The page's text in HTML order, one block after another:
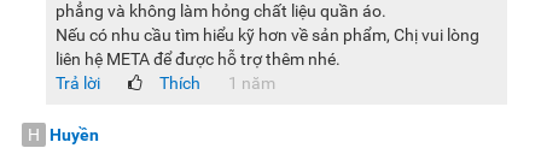
phẳng và không làm hỏng chất liệu quần áo.
Nếu có nhu cầu tìm hiểu kỹ hơn về sản phẩm, Chị vui lòng
liên hệ META để được hỗ trợ thêm nhé.
Trả lời
Thích 1 năm
H Huyền